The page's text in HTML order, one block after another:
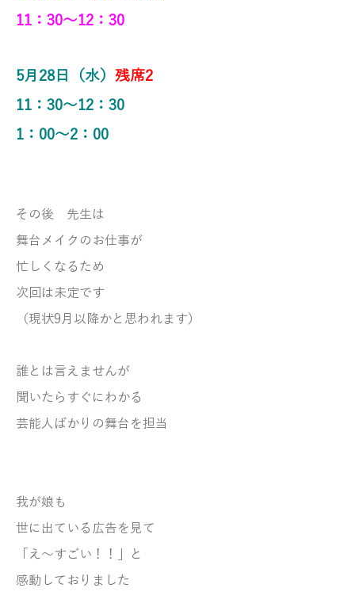
11：30～12：30
5月28日（水） 残席2
11：30～12：30
1：00～2：00
その後 先生は
舞台メイクのお仕事が
忙しくなるため
次回は未定です
（現状9月以降かと思われます）
誰とは言えませんが
聞いたらすぐにわかる
芸能人ばかりの舞台を担当
我が娘も
世に出ている広告を見て
「え～すごい！！」と
感動しておりました